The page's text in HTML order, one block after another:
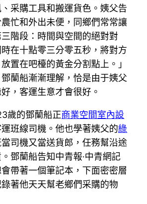
采購工具和搬運貨色。姨父告
忙和外出未便，同鄉們常常讓
階段：時間與空間的絕對對
在十點零三分零五秒，將對方
置在吧檯的黃金分割點上。」
蘭船漸漸理解，恰是由于姨父
，客運生意才會很好。
歲的鄧蘭船正商業空間室內設
班線司機。他也學著姨父的綠
司機又當送貨郎，任務幫沿途
鄧蘭船告知中青報·中青網記
帶著一個筆記本，下面密密層
著他天天幫老鄉們采購的物